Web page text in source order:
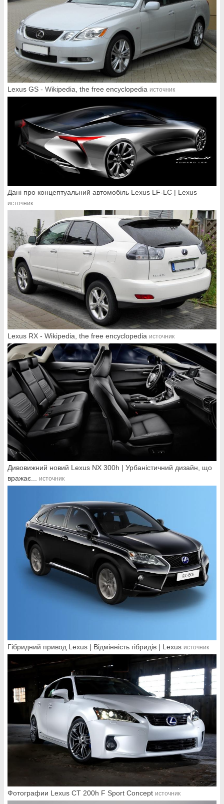
Lexus GS - Wikipedia, the free encyclopedia источник
Дані про концептуальний автомобіль Lexus LF-LC | Lexus
источник
Lexus RX - Wikipedia, the free encyclopedia источник
Дивовижний новий Lexus NX 300h | Урбаністичний дизайн, що
вражає... источник
Гібридний привод Lexus | Відмінність гібридів | Lexus источник
Фотографии Lexus CT 200h F Sport Concept источник